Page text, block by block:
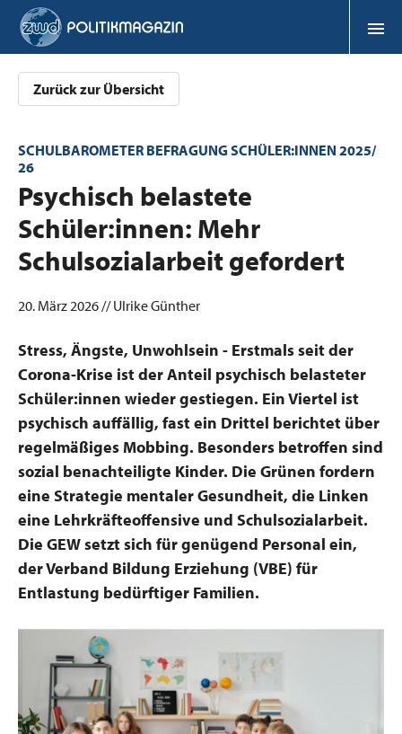
Zurück zur Übersicht
SCHULBAROMETER BEFRAGUNG SCHÜLER:INNEN 2025/
26
:Psychisch belastete
Schüler:innen: Mehr
Schulsozialarbeit gefordert
20. März 2026 // Ulrike Günther
Stress, Ängste, Unwohlsein - Erstmals seit der
Corona-Krise ist der Anteil psychisch belasteter
Schüler:innen wieder gestiegen. Ein Viertel ist
psychisch auffällig, fast ein Drittel berichtet über
regelmäßiges Mobbing. Besonders betroffen sind
sozial benachteiligte Kinder. Die Grünen fordern
eine Strategie mentaler Gesundheit, die Linken
eine Lehrkräfteoffensive und Schulsozialarbeit.
Die GEW setzt sich für genügend Personal ein,
der Verband Bildung Erziehung (VBE) für
Entlastung bedürftiger Familien.